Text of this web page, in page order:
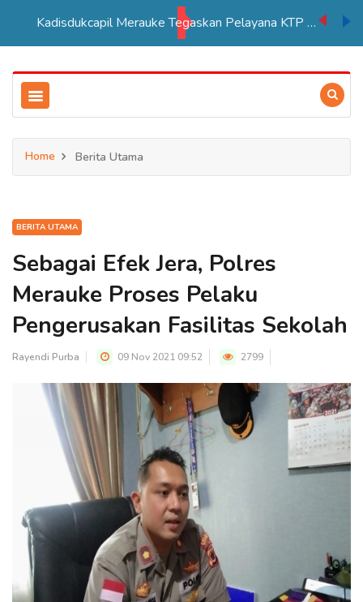
Kadisdukcapil Merauke Tegaskan Pelayana KTP Sesuai SOP
Home Berita Utama
BERITA UTAMA
Sebagai Efek Jera, Polres
Merauke Proses Pelaku
Pengerusakan Fasilitas Sekolah
Rayendi Purba 09 Nov 2021 09:52 2799